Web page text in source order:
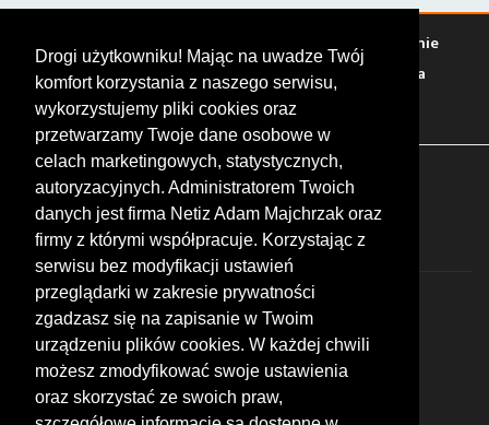
Drogi użytkowniku! Mając na uwadze Twój
komfort korzystania z naszego serwisu,
wykorzystujemy pliki cookies oraz
przetwarzamy Twoje dane osobowe w
celach marketingowych, statystycznych,
autoryzacyjnych. Administratorem Twoich
danych jest firma Netiz Adam Majchrzak oraz
firmy z którymi współpracuje. Korzystając z
serwisu bez modyfikacji ustawień
przeglądarki w zakresie prywatności
zgadzasz się na zapisanie w Twoim
urządzeniu plików cookies. W każdej chwili
możesz zmodyfikować swoje ustawienia
oraz skorzystać ze swoich praw,
Warto zobaczyć Serwisy Stacje paliw
Jedzenie
Bary Zakwaterowanie Tory Zloty Rajdy
Spotkania
Targi Giełdy Szkolenia
FOLLOW US
© 2026 by MotoWhizzer.com
All rights reserved.